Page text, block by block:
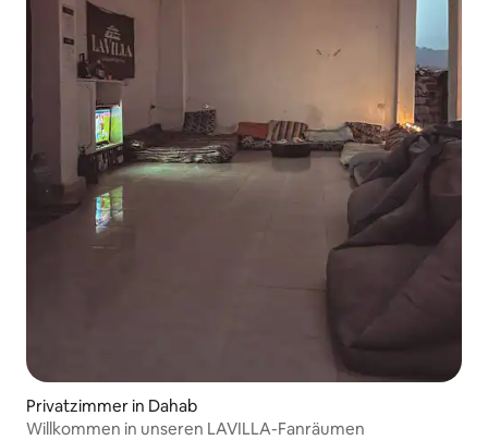
Privatzimmer in Dahab
Willkommen in unseren LAVILLA-Fanräumen